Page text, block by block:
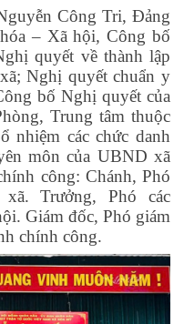
Công Tri, Đảng
– Xã hội,Công bố
quyết về thành lập
Nghị quyết chuẩn y
bố Nghị quyết của
Trung tâm thuộc
nhiệm các chức danh
môn của UBND xã
công: Chánh, Phó
Trưởng, Phó các
Giám đốc, Phó giám
chính công.